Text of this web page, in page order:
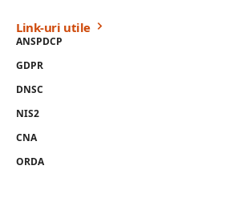
Link-uri utile
ANSPDCP
GDPR
DNSC
NIS2
CNA
ORDA